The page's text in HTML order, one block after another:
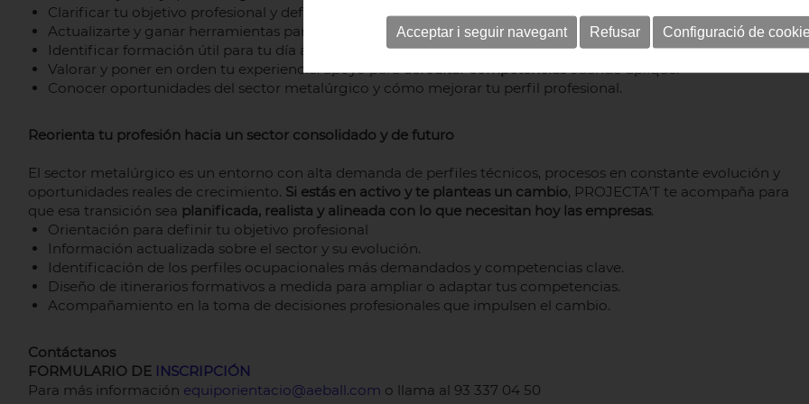
Clarificar tu objetivo profesional y definir un
plan de mejora realista.
Actualizarte y ganar herramientas para
adaptarte a los cambiosdel puesto o del sector.
Identificar formación útil para tu día a día y tu proyección.
Valorar y poner en orden tu experiencia: apoyo paraacreditar competenciascuando aplique.
Conocer oportunidades del sector metalúrgico y cómo mejorar tu perfil profesional.
Reorienta tu profesión hacia un sector consolidado y de futuro
El sector metalúrgico es un entorno con alta demanda de perfiles técnicos, procesos en constante evolución y
oportunidades reales de crecimiento. Si estás en activo y te planteas un cambio, PROJECTA’T te acompaña para
que esa transición sea planificada, realista y alineada con lo que necesitan hoy las empresas.
Orientación para definir tu objetivo profesional
Información actualizada sobre el sector y su evolución.
Identificación de los perfiles ocupacionales más demandados y competencias clave.
Diseño de itinerarios formativos a medida para ampliar o adaptar tus competencias.
Acompañamiento en la toma de decisiones profesionales que impulsen el cambio.
Contáctanos
FORMULARIO DE
INSCRIPCIÓN
Para más información equiporientacio@aeball.com o llama al 93 337 04 50
Acceptar i seguir navegant Refusar Configuració de